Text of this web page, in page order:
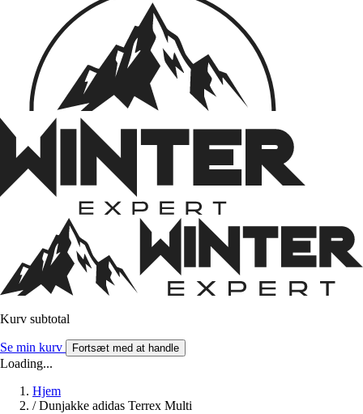
Kurv subtotal
Se min kurv Fortsæt med at handle
Loading...
Hjem
/ Dunjakke adidas Terrex Multi